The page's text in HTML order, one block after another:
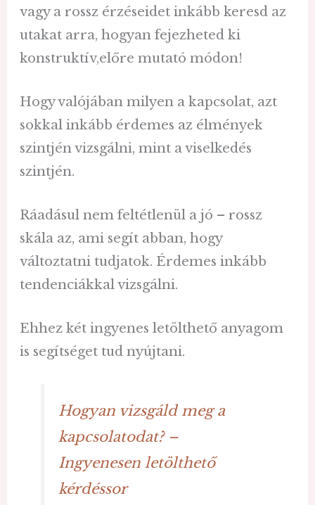
vagy a rossz érzéseidet inkább keresd az
utakat arra, hogyan fejezheted ki
konstruktív,előre mutató módon!
Hogy valójában milyen a kapcsolat, azt
sokkal inkább érdemes az élmények
szintjén vizsgálni, mint a viselkedés
szintjén.
Ráadásul nem feltétlenül a jó – rossz
skála az, ami segít abban, hogy
változtatni tudjatok. Érdemes inkább
tendenciákkal vizsgálni.
Ehhez két ingyenes letölthető anyagom
is segítséget tud nyújtani.
Hogyan vizsgáld meg a
kapcsolatodat? –
Ingyenesen letölthető
kérdéssor